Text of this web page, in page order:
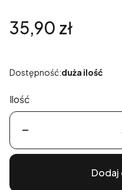
Cena
35,90 zł
Dostępność:duża ilość
Ilość
Dodaj